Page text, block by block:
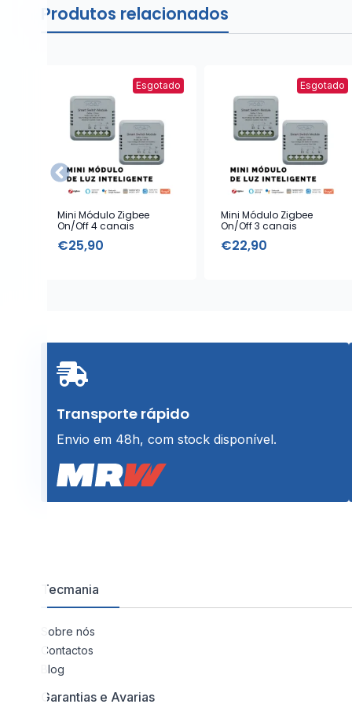
Produtos relacionados
Esgotado
Mini Módulo Zigbee
On/Off 4 canais
€25,90
Esgotado
Mini Módulo Zigbee
On/Off 3 canais
€22,90
Transporte rápido
Envio em 48h, com stock disponível.
Tecmania
Sobre nós
Contactos
Blog
Garantias e Avarias